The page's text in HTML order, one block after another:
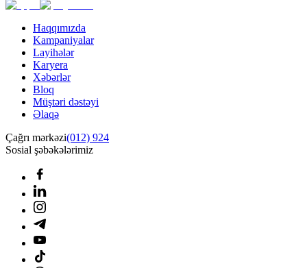
Haqqımızda
Kampaniyalar
Layihələr
Karyera
Xəbərlər
Bloq
Müştəri dəstəyi
Əlaqə
Çağrı mərkəzi(012) 924
Sosial şəbəkələrimiz